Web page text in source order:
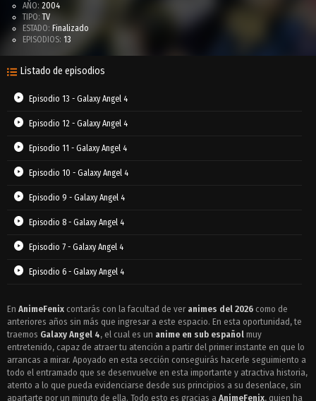
AÑO: 2004
TIPO: TV
ESTADO: Finalizado
EPISODIOS: 13
Listado de episodios
Episodio 13 - Galaxy Angel 4
Episodio 12 - Galaxy Angel 4
Episodio 11 - Galaxy Angel 4
Episodio 10 - Galaxy Angel 4
Episodio 9 - Galaxy Angel 4
Episodio 8 - Galaxy Angel 4
Episodio 7 - Galaxy Angel 4
Episodio 6 - Galaxy Angel 4
Episodio 4 - Galaxy Angel 4
Episodio 3 - Galaxy Angel 4
Episodio 2 - Galaxy Angel 4
Episodio 1 - Galaxy Angel 4
En AnimeFenix contarás con la facultad de ver animes del 2026 como de
anteriores años sin más que ingresar a este espacio. En esta oportunidad, te
traemos Galaxy Angel 4, el cual es un anime en sub español muy
entretenido, capaz de atraer tu atención a partir del primer instante en que lo
arrancas a mirar. Apoyado en esta sección conseguirás hacerle seguimiento a
todo el entramado que se desenvuelve en esta importante y atractiva historia,
atento a lo que pueda evidenciarse desde sus principios a su desenlace, sin
apartarte por un minuto de ella. Todo esto es gracias a AnimeFenix, quien ha